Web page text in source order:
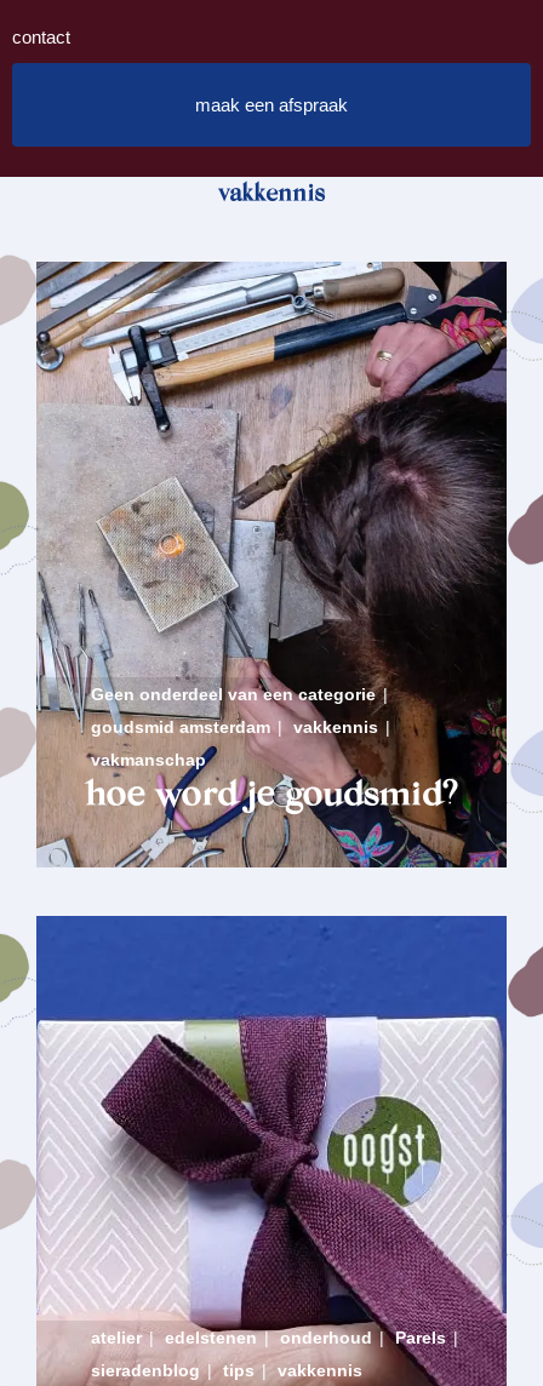
contact
maak een afspraak
vakkennis
Geen onderdeel van een categorie |
goudsmid amsterdam | vakkennis |
vakmanschap
hoe word je goudsmid?
atelier | edelstenen | onderhoud | Parels |
sieradenblog | tips | vakkennis